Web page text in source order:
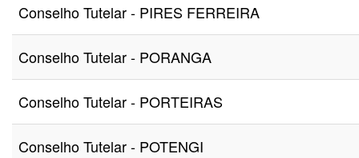
Conselho Tutelar - PIRES FERREIRA
Conselho Tutelar - PORANGA
Conselho Tutelar - PORTEIRAS
Conselho Tutelar - POTENGI